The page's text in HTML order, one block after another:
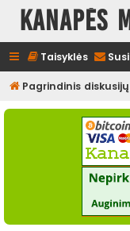
Kanapės
Taisyklės
Pagrindinis